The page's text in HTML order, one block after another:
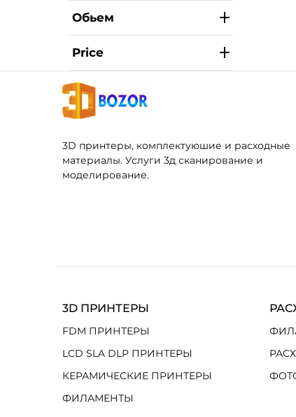
Обьем
Price
3D принтеры, комплектуюшие и расходные
материалы. Услуги 3д сканирование и
моделирование.
3D ПРИНТЕРЫ
FDM ПРИНТЕРЫ
LCD SLA DLP ПРИНТЕРЫ
КЕРАМИЧЕСКИЕ ПРИНТЕРЫ
ФИЛАМЕНТЫ